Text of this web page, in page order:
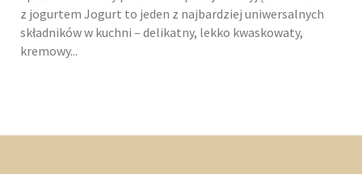
z jogurtem Jogurt to jeden z najbardziej uniwersalnych
składników w kuchni – delikatny, lekko kwaskowaty,
kremowy...